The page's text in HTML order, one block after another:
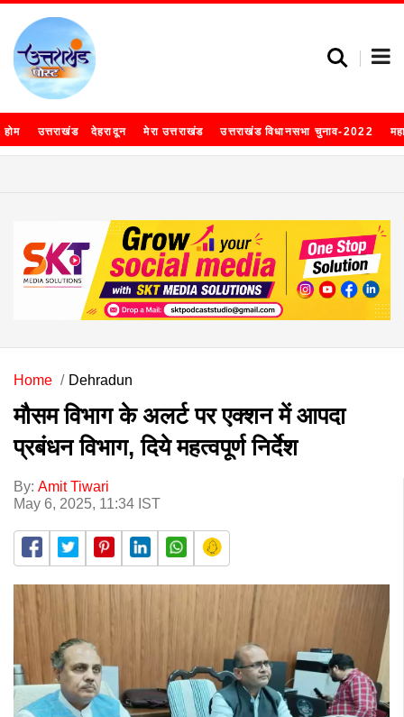
होम उत्तराखंड देहरादून मेरा उत्तराखंड उत्तराखंड विधानसभा चुनाव-2022
Home Dehradun
मौसम विभाग के अलर्ट पर एक्शन में आपदा
प्रबंधन विभाग, दिये महत्वपूर्ण निर्देश
By: Amit Tiwari
May 6, 2025, 11:34 IST